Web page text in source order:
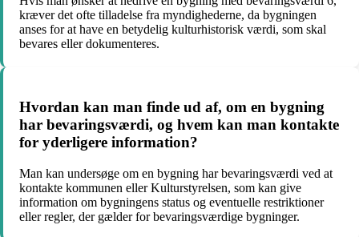
kræver det ofte tilladelse fra myndighederne, da bygningen
anses for at have en betydelig kulturhistorisk værdi, som skal
bevares eller dokumenteres.
Hvordan kan man finde ud af, om en bygning
har bevaringsværdi, og hvem kan man kontakte
for yderligere information?
Man kan undersøge om en bygning har bevaringsværdi ved at
kontakte kommunen eller Kulturstyrelsen, som kan give
information om bygningens status og eventuelle restriktioner
eller regler, der gælder for bevaringsværdige bygninger.